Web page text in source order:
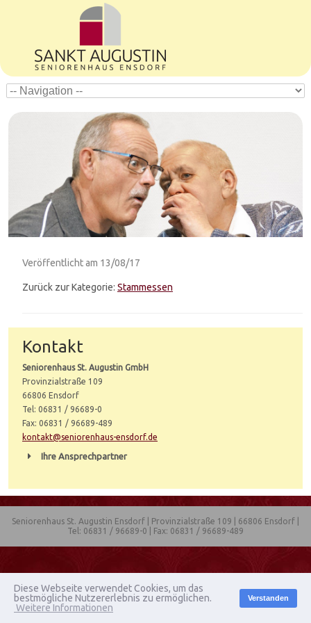
Veröffentlicht am 13/08/17
Zurück zur Kategorie: Stammessen
Kontakt
Seniorenhaus St. Augustin GmbH
Provinzialstraße 109
66806 Ensdorf
Tel: 06831 / 96689-0
Fax: 06831 / 96689-489
kontakt@seniorenhaus-ensdorf.de
Ihre Ansprechpartner
Seniorenhaus St. Augustin Ensdorf | Provinzialstraße 109 | 66806 Ensdorf |
Tel: 06831 / 96689-0 | Fax: 06831 / 96689-489
Diese Webseite verwendet Cookies, um das
bestmögliche Nutzererlebnis zu ermöglichen.
Weitere Informationen
Verstanden